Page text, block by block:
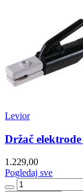
Levior
Držač
1.229,00
Pogledaj sve